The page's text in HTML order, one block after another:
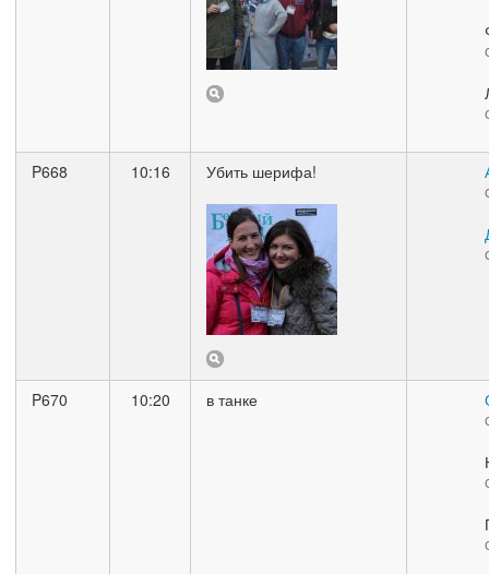
P668 10:16 Убить шерифа!
P670 10:20 в танке